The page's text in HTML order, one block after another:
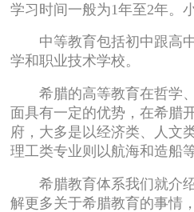
学习时间一般为1年至2年。
中等教育包括初中跟高中
学和职业技术学校。
希腊的高等教育在哲学、
面具有一定的优势，在希腊
府，大多是以经济类、人文
理工类专业则以航海和造船
希腊教育体系我们就介绍
解更多关于希腊教育的事情